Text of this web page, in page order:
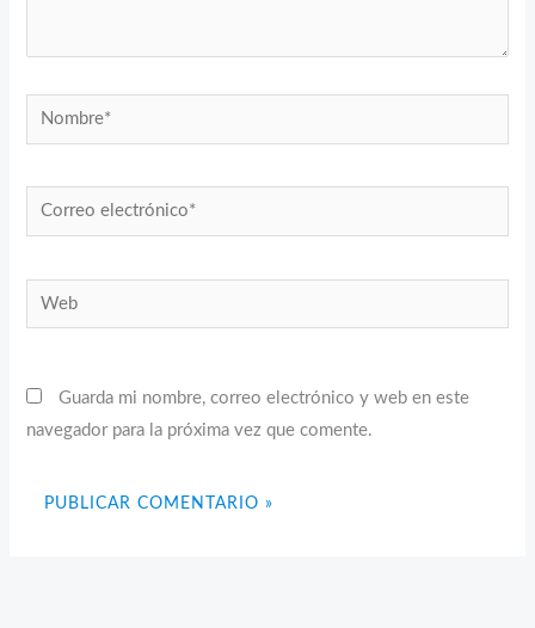
Nombre*
Correo
electrónico*
Web
Guarda mi nombre, correo electrónico y web en este
navegador para la próxima vez que comente.